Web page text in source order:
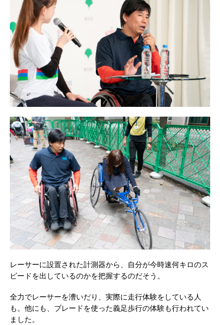
レーサーに設置された計測器から、自分が今時速何キロのス
ピードを出しているのかを把握するのだそう。
全力でレーサーを漕いだり、実際に走行体験をしている人
も。他にも、ブレードを使った義足歩行の体験も行われてい
ました。